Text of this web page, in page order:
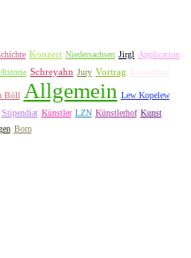
Konzert Niedersachsen Jirgl Application
Schreyahn Jury Vortrag Entstehung
Böll Allgemein Lew Kopelew
Stipendiat Künstler LZN Künstlerhof Kunst
Born